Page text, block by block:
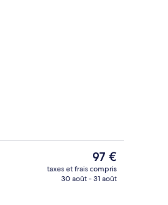
Le
prix
actuel
97 €
taxes et frais compris
30 août - 31 août